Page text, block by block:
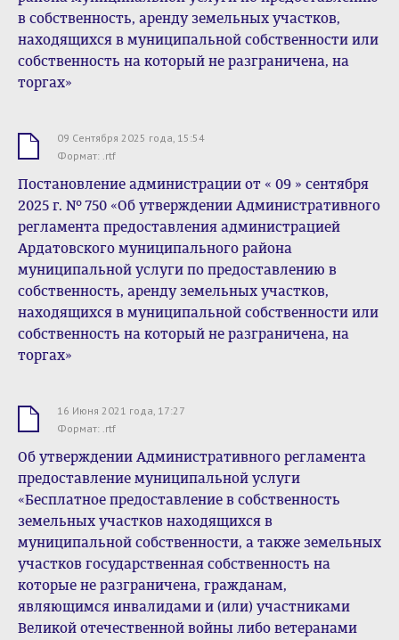
в собственность, аренду земельных участков,
находящихся в муниципальной собственности или
собственность на который не разграничена, на
торгах»
09 Сентября 2025 года, 15:54
Формат: .rtf
Постановление администрации от « 09 » сентября
2025 г. № 750 «Об утверждении Административного
регламента предоставления администрацией
Ардатовского муниципального района
муниципальной услуги по предоставлению в
собственность, аренду земельных участков,
находящихся в муниципальной собственности или
собственность на который не разграничена, на
торгах»
16 Июня 2021 года, 17:27
Формат: .rtf
Об утверждении Административного регламента
предоставление муниципальной услуги
«Бесплатное предоставление в собственность
земельных участков находящихся в
муниципальной собственности, а также земельных
участков государственная собственность на
которые не разграничена, гражданам,
являющимся инвалидами и (или) участниками
Великой отечественной войны либо ветеранами